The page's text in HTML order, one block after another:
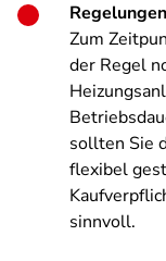
Zum
der Regel
sollten Sie
flexibel
sinnvoll.